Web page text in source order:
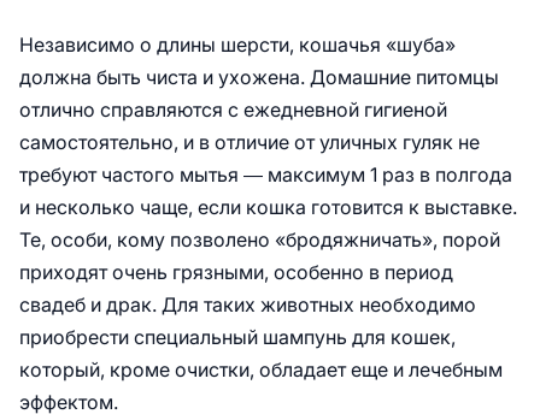
Независимо о длины шерсти, кошачья «шуба»
должна быть чиста и ухожена. Домашние питомцы
отлично справляются с ежедневной гигиеной
самостоятельно, и в отличие от уличных гуляк не
требуют частого мытья ― максимум 1 раз в полгода
и несколько чаще, если кошка готовится к выставке.
Те, особи, кому позволено «бродяжничать», порой
приходят очень грязными, особенно в период
свадеб и драк. Для таких животных необходимо
приобрести специальный шампунь для кошек,
который, кроме очистки, обладает еще и лечебным
эффектом.